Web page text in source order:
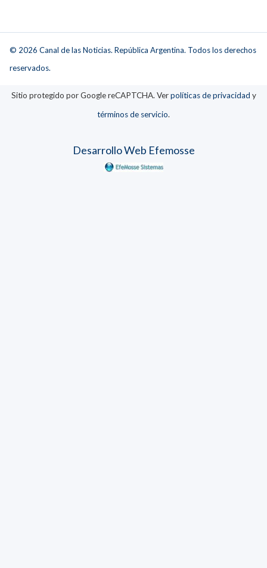
© 2026 Canal de las Noticias. República Argentina. Todos los derechos
reservados.
Sitio protegido por Google reCAPTCHA. Verpolíticas de privacidad y
términos de servicio.
Desarrollo Web Efemosse